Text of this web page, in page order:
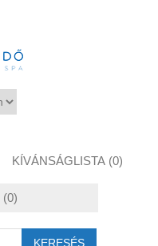
KÍVÁNSÁGLISTA (0)
(0)